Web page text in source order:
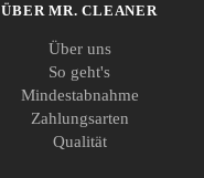
ÜBER MR. CLEANER
Über uns
So geht's
Mindestabnahme
Zahlungsarten
Qualität